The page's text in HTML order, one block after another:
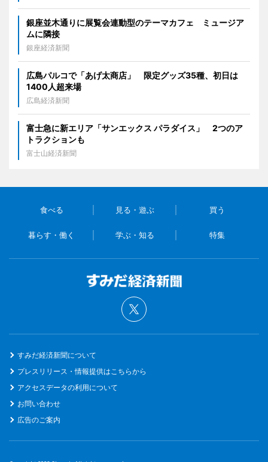
銀座並木通りに展覧会連動型のテーマカフェ ミュージア
ムに隣接
銀座経済新聞
広島パルコで「あげ太商店」 限定グッズ35種、初日は
1400人超来場
広島経済新聞
富士急に新エリア「サンエックス パラダイス」 2つのア
トラクションも
富士山経済新聞
食べる 見る・遊ぶ 買う
暮らす・働く 学ぶ・知る 特集
すみだ経済新聞について
プレスリリース・情報提供はこちらから
アクセスデータの利用について
お問い合わせ
広告のご案内